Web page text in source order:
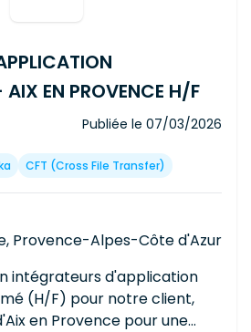
ISO 27001 et HDS.
développer et déployer
XaaS sur la plateforme Cloud
un système agentique pour
PaaS. Assurer
existantes (Morpheus,
et intégrer des opérateurs
les déploiements via
Automatiser les
Helm et Ansible. Intégrer les
de monitoring, logging et
sécurité des services Cloud
AIX EN PROVENCE H/F
Publiée le 07/03/2026
CFT (Cross File Transfer)
Provence-Alpes-Côte d'Azur
intégrateurs d'application
(H/F) pour notre client,
en Provence pour une